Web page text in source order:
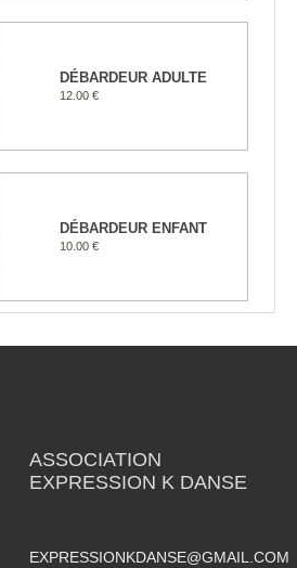
DÉBARDEUR ADULTE
12.00 €
DÉBARDEUR ENFANT
10.00 €
ASSOCIATION
EXPRESSION K DANSE
EXPRESSIONKDANSE@GMAIL.COM